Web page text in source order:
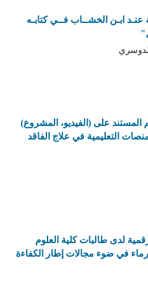
عنـد ابـن الخشــاب فــي كتابـه
المستند على (الفيديو، المشروع)
التعليمية في علاج الفاقد
لدى طالبات كلية العلوم
في ضوء مجالات إطار الكفاءة